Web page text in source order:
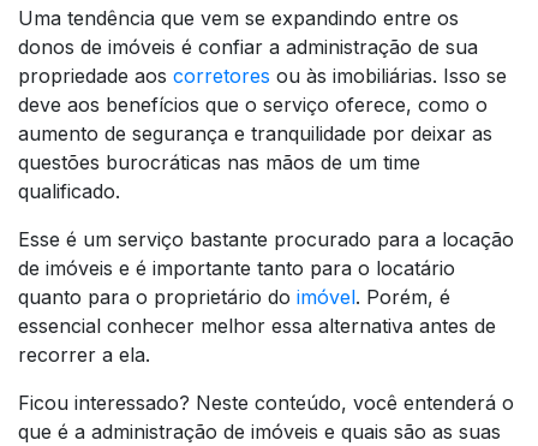
Uma tendência que vem se expandindo entre os
donos de imóveis é confiar a administração de sua
propriedade aos corretores ou às imobiliárias. Isso se
deve aos benefícios que o serviço oferece, como o
aumento de segurança e tranquilidade por deixar as
questões burocráticas nas mãos de um time
qualificado.
Esse é um serviço bastante procurado para a locação
de imóveis e é importante tanto para o locatário
quanto para o proprietário do imóvel. Porém, é
essencial conhecer melhor essa alternativa antes de
recorrer a ela.
Ficou interessado? Neste conteúdo, você entenderá o
que é a administração de imóveis e quais são as suas